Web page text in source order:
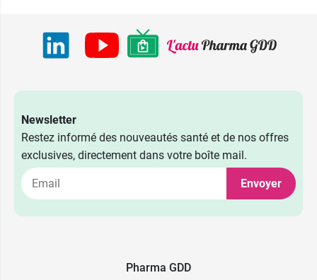
Newsletter
Restez informé des nouveautés santé et de nos offres
exclusives, directement dans votre boîte mail.
Envoyer
Pharma GDD